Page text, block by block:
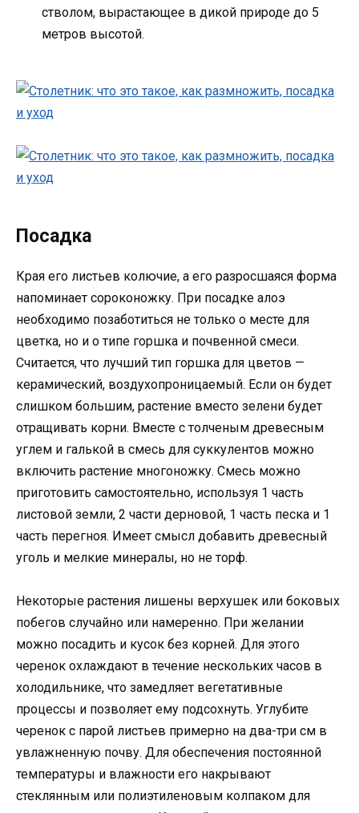
стволом, вырастающее в дикой природе до 5
метров высотой.
Посадка
Края его листьев колючие, а его разросшаяся форма
напоминает сороконожку. При посадке алоэ
необходимо позаботиться не только о месте для
цветка, но и о типе горшка и почвенной смеси.
Считается, что лучший тип горшка для цветов —
керамический, воздухопроницаемый. Если он будет
слишком большим, растение вместо зелени будет
отращивать корни. Вместе с толченым древесным
углем и галькой в смесь для суккулентов можно
включить растение многоножку. Смесь можно
приготовить самостоятельно, используя 1 часть
листовой земли, 2 части дерновой, 1 часть песка и 1
часть перегноя. Имеет смысл добавить древесный
уголь и мелкие минералы, но не торф.
Некоторые растения лишены верхушек или боковых
побегов случайно или намеренно. При желании
можно посадить и кусок без корней. Для этого
черенок охлаждают в течение нескольких часов в
холодильнике, что замедляет вегетативные
процессы и позволяет ему подсохнуть. Углубите
черенок с парой листьев примерно на два-три см в
увлажненную почву. Для обеспечения постоянной
температуры и влажности его накрывают
стеклянным или полиэтиленовым колпаком для